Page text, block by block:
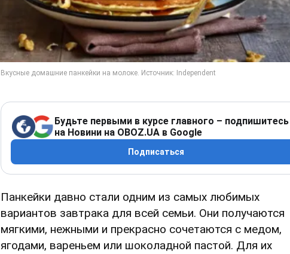
Будьте первыми в курсе главного – подпишитесь
на Новини на OBOZ.UA в Google
Подписаться
Панкейки давно стали одним из самых любимых
вариантов завтрака для всей семьи. Они получаются
мягкими, нежными и прекрасно сочетаются с медом,
ягодами, вареньем или шоколадной пастой. Для их